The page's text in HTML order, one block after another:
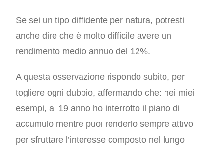
Se sei un tipo diffidente per natura, potresti
anche dire che è molto difficile avere un
rendimento medio annuo del 12%.
A questa osservazione rispondo subito, per
togliere ogni dubbio, affermando che: nei miei
esempi, al 19 anno ho interrotto il piano di
accumulo mentre puoi renderlo sempre attivo
per sfruttare l’interesse composto nel lungo